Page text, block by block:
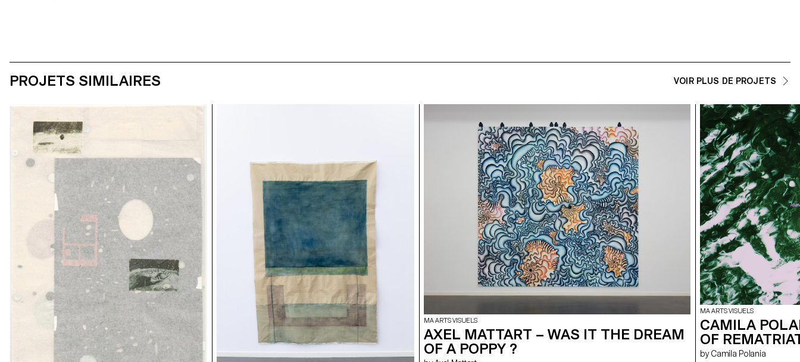
PROJETS SIMILAIRES VOIR PLUS DE PROJETS
MA ARTS VISUELS
AXEL MATTART – WAS IT THE DREAM
OF A POPPY ?
MA ARTS VISUELS
CAMILA
OF
by Camila Polania